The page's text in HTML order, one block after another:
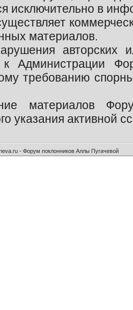
исключительно в
материалов.
авторских
к Администрации
требованию
материалов
указания активной
- Форум поклонников Аллы Пугачевой